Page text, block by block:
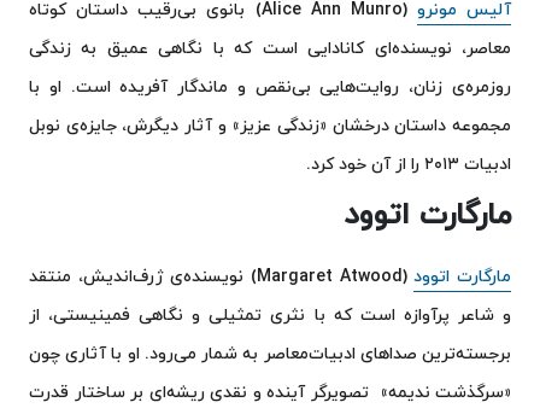
آلیس مونرو
(Alice Ann Munro) بانوی بی‌رقیب داستان کوتاه
معاصر، نویسنده‌ای کانادایی است که با نگاهی عمیق به زندگی
روزمره‌ی زنان، روایت‌هایی بی‌نقص و ماندگار آفریده است. او با
مجموعه داستان درخشان «زندگی عزیز» و آثار دیگرش، جایزه‌ی نوبل
ادبیات ۲۰۱۳ را از آن خود کرد.
مارگارت اتوود
مارگارت اتوود
(Margaret Atwood) نویسنده‌ی ژرف‌اندیش، منتقد
و شاعر پرآوازه‌ است که با نثری تمثیلی و نگاهی فمینیستی، از
برجسته‌ترین صداهای ادبیات‌معاصر به شمار می‌رود. او با آثاری چون
«سرگذشت ندیمه» تصویرگر آینده و نقدی ریشه‌ای بر ساختار قدرت